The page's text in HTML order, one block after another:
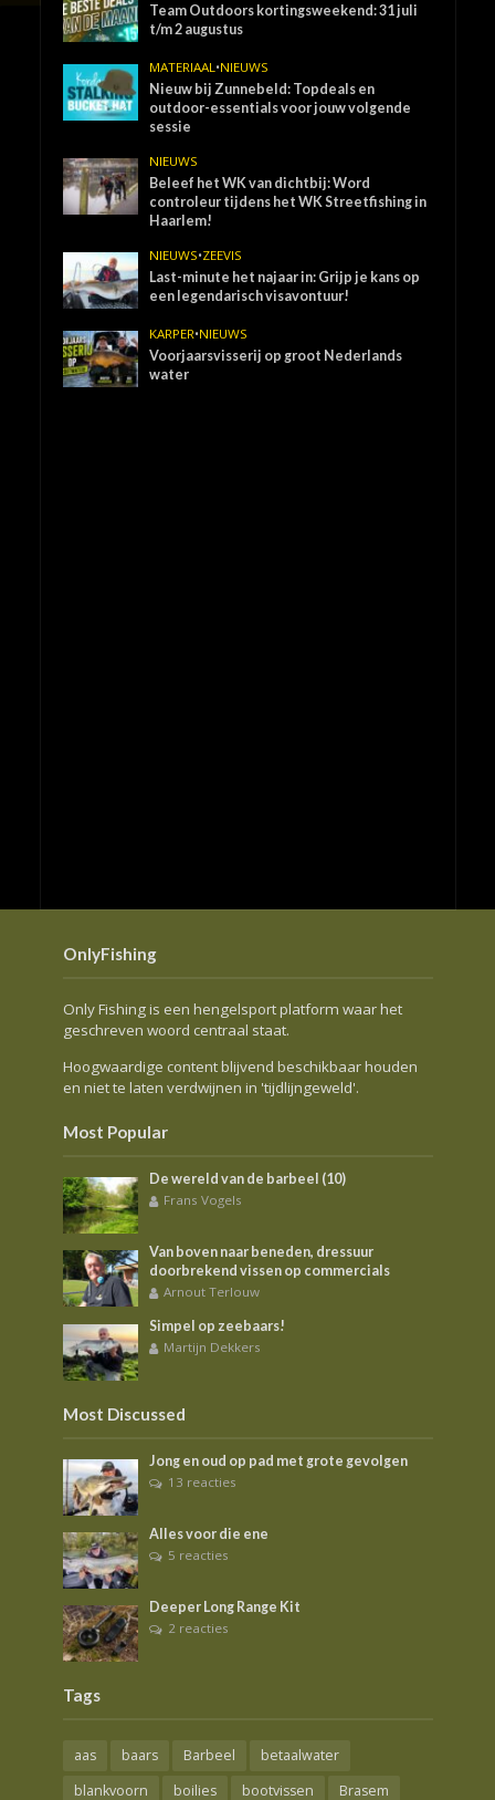
Team Outdoors kortingsweekend: 31 juli
t/m 2 augustus
MATERIAAL •NIEUWS
Nieuw bij Zunnebeld: Topdeals en
outdoor-essentials voor jouw volgende
sessie
NIEUWS
Beleef het WK van dichtbij: Word
controleur tijdens het WK Streetfishing in
Haarlem!
NIEUWS•ZEEVIS
Last-minute het najaar in: Grijp je kans op
een legendarisch visavontuur!
KARPER•NIEUWS
Voorjaarsvisserij op groot Nederlands
water
OnlyFishing
Only Fishing is een hengelsport platform waar het
geschreven woord centraal staat.
Hoogwaardige content blijvend beschikbaar houden
en niet te laten verdwijnen in 'tijdlijngeweld'.
Most Popular
De wereld van de barbeel (10)
Frans Vogels
Van boven naar beneden, dressuur
doorbrekend vissen op commercials
Arnout Terlouw
Simpel op zeebaars!
Martijn Dekkers
Most Discussed
Jong en oud op pad met grote gevolgen
13 reacties
Alles voor die ene
5 reacties
Deeper Long Range Kit
2 reacties
Tags
aas baars Barbeel
betaalwater
blankvoorn
boilies bootvissen
Brasem